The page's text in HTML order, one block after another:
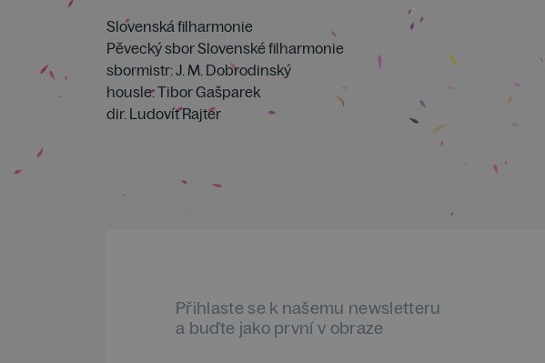
Slovenská filharmonie
Pěvecký sbor Slovenské filharmonie
sbormistr: J. M. Dobrodinský
housle: Tibor Gašparek
dir. Ludovít Rajter
Přihlaste se k našemu newsletteru
a buďte jako první v obraze